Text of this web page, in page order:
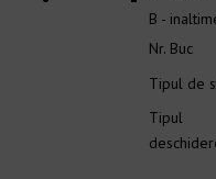
B -
Nr. Buc
Tipul de
Tipul